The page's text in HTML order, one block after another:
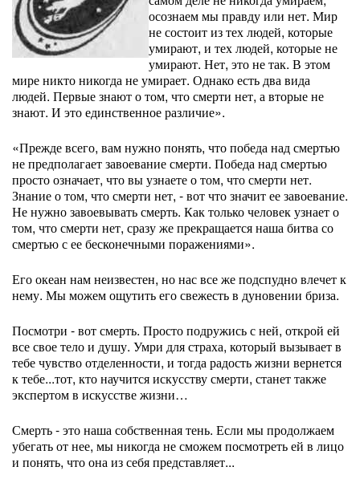
осознаем мы правду или нет. Мир
не состоит из тех людей, которые
умирают, и тех людей, которые не
умирают. Нет, это не так. В этом
мире никто никогда не умирает. Однако есть два вида
людей. Первые знают о том, что смерти нет, а вторые не
знают. И это единственное различие».
«Прежде всего, вам нужно понять, что победа над смертью
не предполагает завоевание смерти. Победа над смертью
просто означает, что вы узнаете о том, что смерти нет.
Знание о том, что смерти нет, - вот что значит ее завоевание.
Не нужно завоевывать смерть. Как только человек узнает о
том, что смерти нет, сразу же прекращается наша битва со
смертью с ее бесконечными поражениями».
Его океан нам неизвестен, но нас все же подспудно влечет к
нему. Мы можем ощутить его свежесть в дуновении бриза.
Посмотри - вот смерть. Просто подружись с ней, открой ей
все свое тело и душу. Умри для страха, который вызывает в
тебе чувство отделенности, и тогда радость жизни вернется
к тебе...тот, кто научится искусству смерти, станет также
экспертом в искусстве жизни…
Смерть - это наша собственная тень. Если мы продолжаем
убегать от нее, мы никогда не сможем посмотреть ей в лицо
и понять, что она из себя представляет...